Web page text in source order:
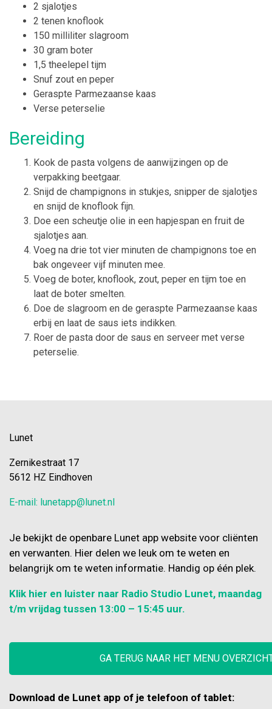
2 sjalotjes
2 tenen knoflook
150 milliliter slagroom
30 gram boter
1,5 theelepel tijm
Snuf zout en peper
Geraspte Parmezaanse kaas
Verse peterselie
Bereiding
Kook de pasta volgens de aanwijzingen op de
verpakking beetgaar.
Snijd de champignons in stukjes, snipper de sjalotjes
en snijd de knoflook fijn.
Doe een scheutje olie in een hapjespan en fruit de
sjalotjes aan.
Voeg na drie tot vier minuten de champignons toe en
bak ongeveer vijf minuten mee.
Voeg de boter, knoflook, zout, peper en tijm toe en
laat de boter smelten.
Doe de slagroom en de geraspte Parmezaanse kaas
erbij en laat de saus iets indikken.
Roer de pasta door de saus en serveer met verse
peterselie.
Lunet
Zernikestraat 17
5612 HZ Eindhoven
E-mail: lunetapp@lunet.nl
Je bekijkt de openbare Lunet app website voor cliënten
en verwanten. Hier delen we leuk om te weten en
belangrijk om te weten informatie. Handig op één plek.
Klik hier en luister naar Radio Studio Lunet, maandag
t/m vrijdag tussen 13:00 – 15:45 uur.
GA TERUG NAAR HET MENU
Download de Lunet app of je telefoon of tablet: